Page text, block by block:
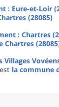
: Eure-et-Loir
(28085)
: Chartres
Chartres
Villages
la commune